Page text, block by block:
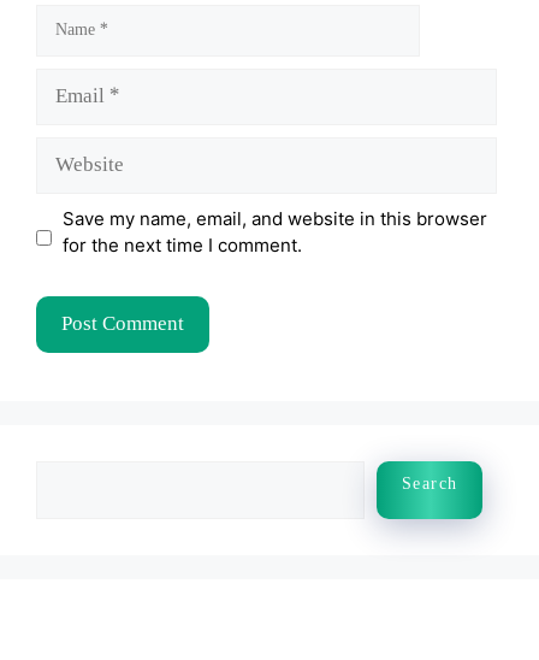
Name
Email
Website
Save my name, email, and website in this browser
for the next time I comment.
Search